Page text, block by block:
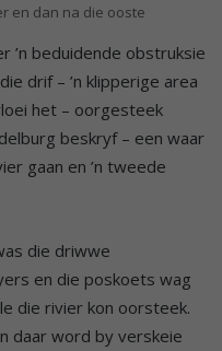
en dan na die ooste
’n beduidende obstruksie
drif – ’n klipperige area
het – oorgesteek
beskryf – een waar
gaan en ’n tweede
die driwwe
en die poskoets wag
die rivier kon oorsteek.
daar word by verskeie